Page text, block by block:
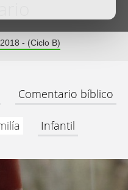
- (Ciclo B)
Comentario bíblico
Infantil